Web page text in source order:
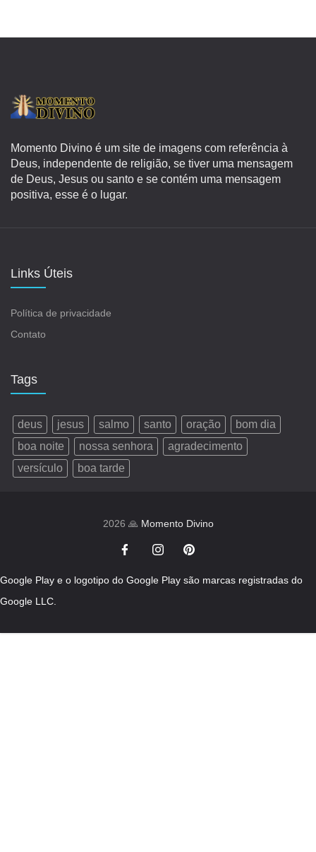
Momento Divino é um site de imagens com referência à
Deus, independente de religião, se tiver uma mensagem
de Deus, Jesus ou santo e se contém uma mensagem
positiva, esse é o lugar.
Links Úteis
Política de privacidade
Contato
Tags
deus jesus salmo santo oração
bom dia
boa noite
nossa senhora
agradecimento
versículo
boa tarde
2026 🙏 Momento Divino
Google Play e o logotipo do Google Play são marcas registradas do
Google LLC.